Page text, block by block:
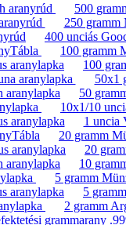
aranyrúd
500
250 gramm
400 unciás
100 gramm
aranylapka
100
aranylapka
50x1
aranylapka
50
10x1/10
aranylapka
1 uncia
20 gramm
aranylapka
20
aranylapka
10
5 gramm
aranylapka
5
2 gramm
grammarany